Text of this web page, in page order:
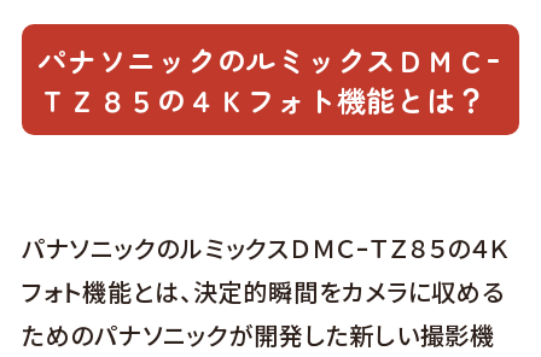
パナソニックのルミックスＤＭＣｰ
ＴＺ８５の４Ｋフォト機能とは？
パナソニックのルミックスＤＭＣｰＴＺ８５の４Ｋ
フォト機能とは、決定的瞬間をカメラに収める
ためのパナソニックが開発した新しい撮影機